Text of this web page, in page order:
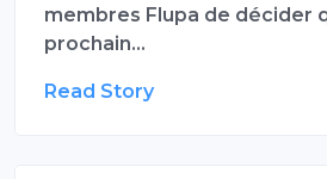
membres Flupa de décider
prochain…
Read Story